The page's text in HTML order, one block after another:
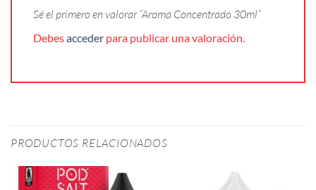
Sé el primero en valorar “Aroma Concentrado 30ml”
Debesacceder para publicar una valoración.
PRODUCTOS RELACIONADOS